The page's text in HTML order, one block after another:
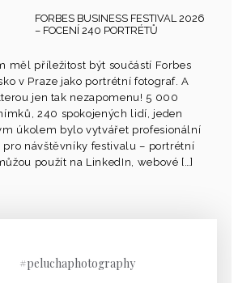
FORBES BUSINESS FESTIVAL 2026
– FOCENÍ 240 PORTRÉTŮ
měl příležitost být součástí Forbes
v Praze jako portrétní fotograf. A
jen tak nezapomenu! 5 000
240 spokojených lidí, jeden
úkolem bylo vytvářet profesionální
návštěvníky festivalu – portrétní
použít na LinkedIn, webové […]
#peluchaphotography